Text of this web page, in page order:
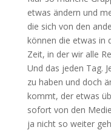
etwas ändern und
die sich von den
können die etwas in
Zeit, in der wir alle
Und das jeden Tag.
zu haben und doch
kommt, der etwas
sofort von den
ja nicht so weiter